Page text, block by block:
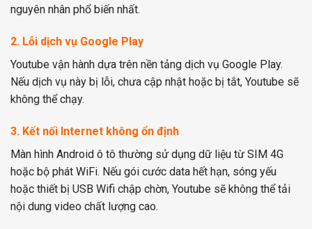
nguyên nhân phổ biến nhất.
2. Lỗi dịch vụ Google Play
Youtube vận hành dựa trên nền tảng dịch vụ Google Play.
Nếu dịch vụ này bị lỗi, chưa cập nhật hoặc bị tắt, Youtube sẽ
không thể chạy.
3. Kết nối Internet không ổn định
Màn hình Android ô tô thường sử dụng dữ liệu từ SIM 4G
hoặc bộ phát WiFi. Nếu gói cước data hết hạn, sóng yếu
hoặc thiết bị USB Wifi chập chờn, Youtube sẽ không thể tải
nội dung video chất lượng cao.